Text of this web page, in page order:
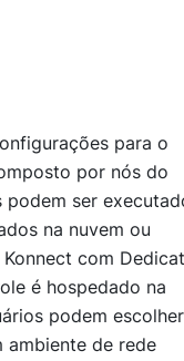
para o
por nós do
podem ser
na nuvem ou
com
é hospedado na
podem escolher
ambiente de rede